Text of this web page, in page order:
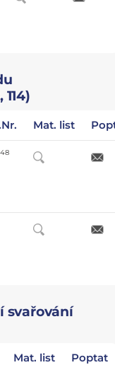
Mat. list
svařování
Mat. list Poptat